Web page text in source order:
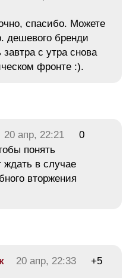
спасибо. Можете
дешевого бренди
с утра снова
фронте :).
20 апр, 22:21
0
понять
ждать в случае
вторжения
20 апр, 22:33 +5